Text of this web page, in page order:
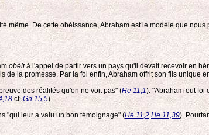
De cette obéissance, Abraham est le modèle que
obéità l'appel de partir vers un pays qu'il devait recevoir en
de la promesse. Par la foi enfin, Abraham offrit son fils unique
des réalités qu'on ne voit pas" (He 11,1). "Abraham eut foi
cf.Gn 15,5).
"qui leur a valu un bon témoignage" (He 11,2 He 11,39).